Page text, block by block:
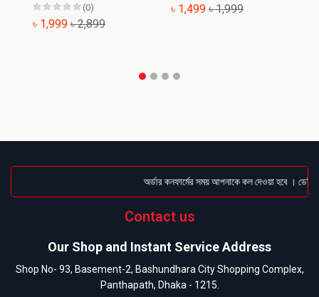
(0)
৳ 1,999 ৳ 2,899
৳ 1,499 ৳ 1,999
অর্ডার কনফার্মের সময় আপনাকে কল দেওয়া হবে ।
Contact us
Our Shop and Instant Service Address
Shop No- 93, Basement-2, Bashundhara City Shopping Complex,
Panthapath, Dhaka - 1215.